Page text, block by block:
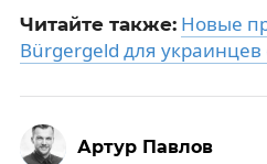
Читайте также: Новые
Bürgergeld для украинцев
Артур Павлов